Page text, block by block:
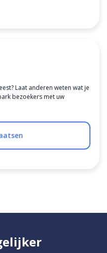
Laat anderen weten wat je
bezoekers met uw